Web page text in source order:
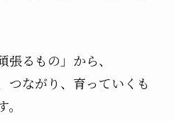
るもの」から、
つながり、育っていくも